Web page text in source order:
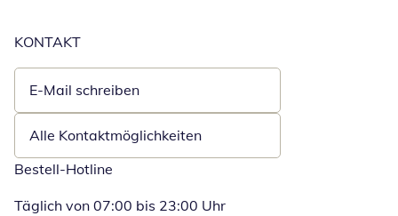
KONTAKT
E-Mail schreiben
Öffnet E-Mail-Client
Alle Kontaktmöglichkeiten
Bestell-Hotline
Täglich von 07:00 bis 23:00 Uhr